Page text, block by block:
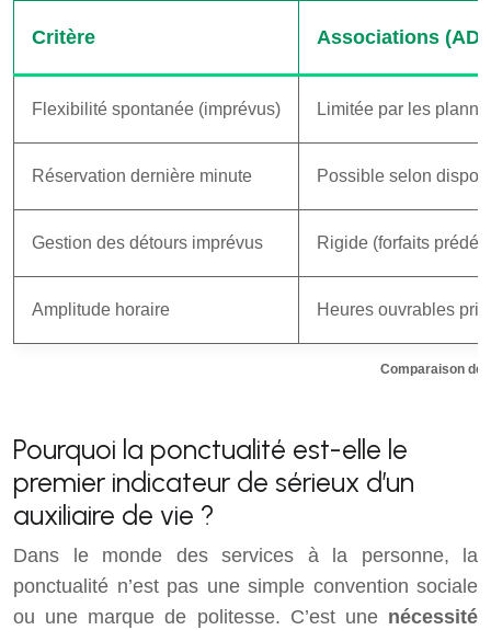
Comparaison de
Critère Associations
Flexibilité spontanée (imprévus) Limitée par les
Réservation dernière minute Possible selon
Gestion des détours imprévus Rigide (forfaits
Amplitude horaire Heures ouvrables
Pourquoi la ponctualité est-elle le
premier indicateur de sérieux d’un
auxiliaire de vie ?
Dans le monde des services à la personne, la
ponctualité n’est pas une simple convention sociale
ou une marque de politesse. C’est une nécessité